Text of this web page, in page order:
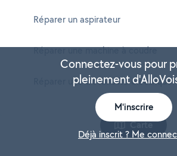
Réparer un aspirateur
Réparer une machine à coudre
Réparer une trottinette électrique
Carte
Connectez-vous pour
pleinement
M'inscrire
Déjà inscrit ? Me